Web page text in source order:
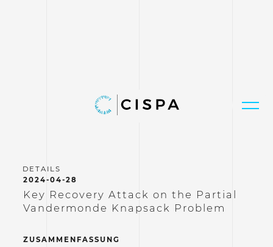
2024-04-28
Key Recovery Attack on the Partial
Vandermonde Knapsack Problem
ZUSAMMENFASSUNG